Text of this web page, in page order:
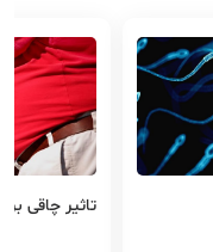
تاثیر چاقی بر